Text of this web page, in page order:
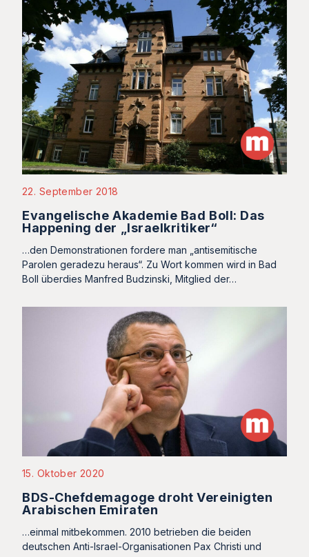
22. September 2018
Evangelische Akademie Bad Boll: Das
Happening der „Israelkritiker“
…den Demonstrationen fordere man „antisemitische
Parolen geradezu heraus“. Zu Wort kommen wird in Bad
Boll überdies Manfred Budzinski, Mitglied der…
15. Oktober 2020
BDS-Chefdemagoge droht Vereinigten
Arabischen Emiraten
…einmal mitbekommen. 2010 betrieben die beiden
deutschen Anti-Israel-Organisationen Pax Christi und